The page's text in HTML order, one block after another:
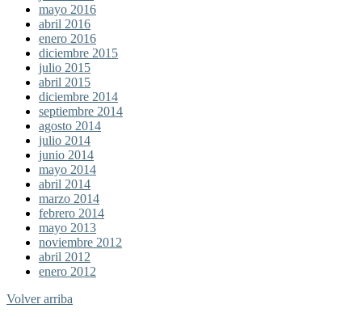
mayo 2016
abril 2016
enero 2016
diciembre 2015
julio 2015
abril 2015
diciembre 2014
septiembre 2014
agosto 2014
julio 2014
junio 2014
mayo 2014
abril 2014
marzo 2014
febrero 2014
mayo 2013
noviembre 2012
abril 2012
enero 2012
Volver arriba